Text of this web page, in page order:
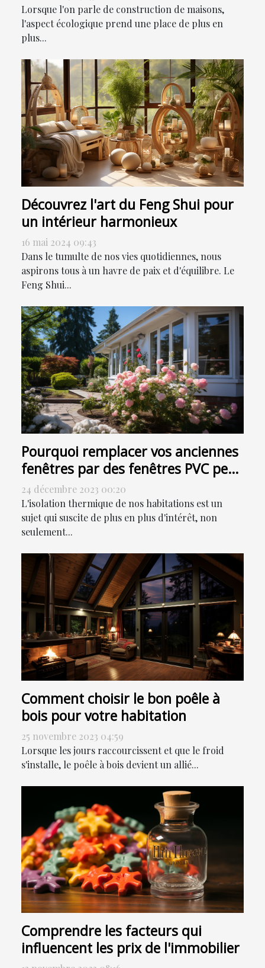
Lorsque l'on parle de construction de maisons,
l'aspect écologique prend une place de plus en
plus...
Découvrez l'art du Feng Shui pour
un intérieur harmonieux
16 mai 2024 09:43
Dans le tumulte de nos vies quotidiennes, nous
aspirons tous à un havre de paix et d'équilibre. Le
Feng Shui...
Pourquoi remplacer vos anciennes
fenêtres par des fenêtres PVC peut
contribuer à la réduction de votre
facture énergétique
24 décembre 2023 00:20
L'isolation thermique de nos habitations est un
sujet qui suscite de plus en plus d'intérêt, non
seulement...
Comment choisir le bon poêle à
bois pour votre habitation
25 novembre 2023 04:59
Lorsque les jours raccourcissent et que le froid
s'installe, le poêle à bois devient un allié...
Comprendre les facteurs qui
influencent les prix de l'immobilier